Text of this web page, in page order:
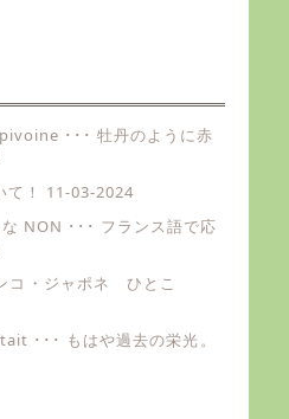
･･･ 牡丹のように赤
！
11-03-2024
NON ･･･ フランス語で応
コ・ジャポネ ひとこ
･･･ もはや過去の栄光。